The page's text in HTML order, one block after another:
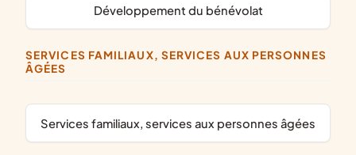
développement du bénévolat
SERVICES FAMILIAUX, SERVICES AUX PERSONNES
ÂGÉES
services familiaux, services aux personnes âgées